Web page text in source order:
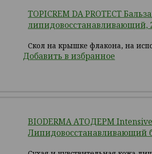
TOPICREM DA PROTECT
липидовосстанавливающий,
Скол на крышке флакона, на
Добавить в избранное
BIODERMA АТОДЕРМ Intensive
Липидовосстанавливающий